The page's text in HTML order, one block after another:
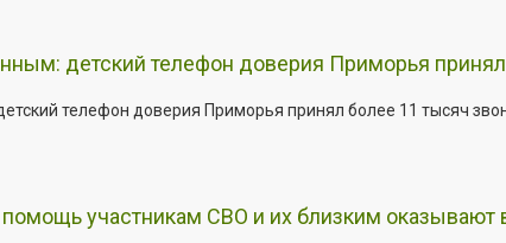
детский телефон доверия Приморья принял
телефон доверия Приморья принял более 11 тысяч
участникам СВО и их близким оказывают